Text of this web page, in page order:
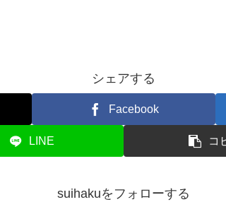
シェアする
Facebook
LINE コ
suihakuをフォローする